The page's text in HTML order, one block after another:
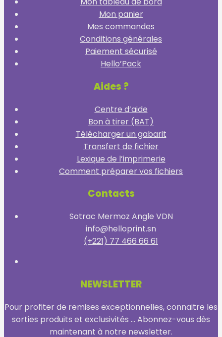
Mon panier
Mes commandes
Conditions générales
Paiement sécurisé
Hello’Pack
Aides ?
Centre d’aide
Bon à tirer (BAT)
Télécharger un gabarit
Transfert de fichier
Lexique de l’imprimerie
Comment préparer vos fichiers
Contacts
Sotrac Mermoz Angle VDN
info@helloprint.sn
(+221) 77 466 66 61
NEWSLETTER
Pour profiter de remises exceptionnelles, connaitre les
sorties produits et exclusivités ... Abonnez-vous dès
maintenant à notre newsletter.